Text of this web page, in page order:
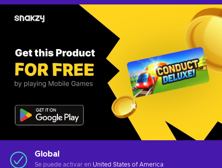
Global
Se puede activar en United States of America